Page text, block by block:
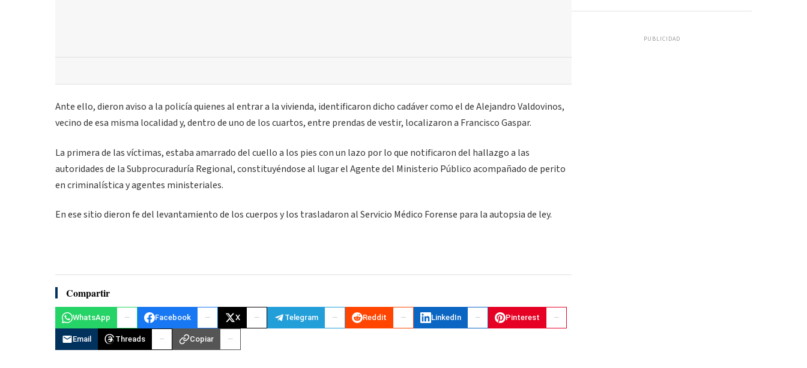
Ante ello, dieron aviso a la policía quienes al entrar a la vivienda, identificaron dicho cadáver como el de Alejandro Valdovinos,
vecino de esa misma localidad y, dentro de uno de los cuartos, entre prendas de vestir, localizaron a Francisco Gaspar.
La primera de las víctimas, estaba amarrado del cuello a los pies con un lazo por lo que notificaron del hallazgo a las
autoridades de la Subprocuraduría Regional, constituyéndose al lugar el Agente del Ministerio Público acompañado de perito
en criminalística y agentes ministeriales.
En ese sitio dieron fe del levantamiento de los cuerpos y los trasladaron al Servicio Médico Forense para la autopsia de ley.
Compartir
WhatsApp Facebook X Telegram Reddit LinkedIn Pinterest
Email Threads Copiar
PUBLICIDAD